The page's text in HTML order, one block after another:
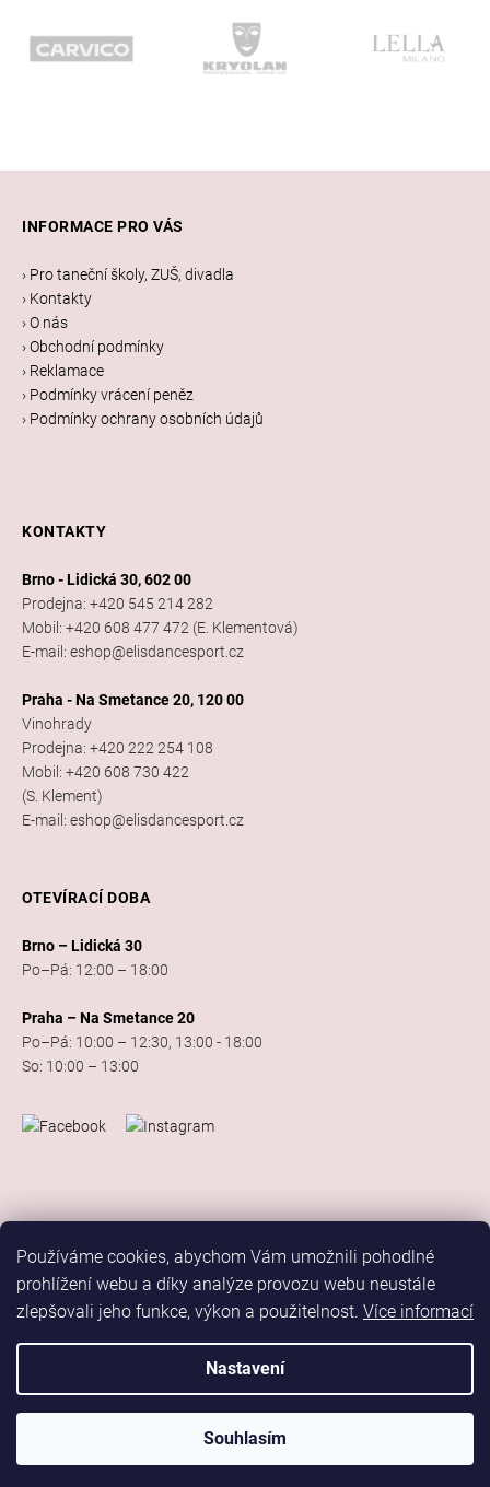
Používáme cookies, abychom Vám umožnili pohodlné
prohlížení webu a díky analýze provozu webu neustále
zlepšovali jeho funkce, výkon a použitelnost. Více informací
Nastavení
Souhlasím
INFORMACE PRO VÁS
› Pro taneční školy, ZUŠ, divadla
› Kontakty
› O nás
› Obchodní podmínky
› Reklamace
› Podmínky vrácení peněz
› Podmínky ochrany osobních údajů
KONTAKTY
Brno - Lidická 30, 602 00
Prodejna: +420 545 214 282
Mobil: +420 608 477 472 (E. Klementová)
E-mail: eshop@elisdancesport.cz
Praha - Na Smetance 20, 120 00
Vinohrady
Prodejna: +420 222 254 108
Mobil: +420 608 730 422
(S. Klement)
E-mail: eshop@elisdancesport.cz
OTEVÍRACÍ DOBA
Brno – Lidická 30
Po–Pá: 12:00 – 18:00
Praha – Na Smetance 20
Po–Pá: 10:00 – 12:30, 13:00 - 18:00
So: 10:00 – 13:00
Vytvořil Shoptet
Elis Dance Sport. Všechna práva vyhrazena.
Upravit nastavení cookiesMarketing